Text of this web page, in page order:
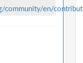
community/en/